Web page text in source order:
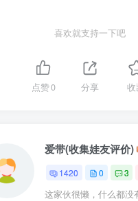
喜欢就支持一下吧
点赞0 分享 收
爱带(收集娃友评价)
1420 0 3
这家伙很懒，什么都没